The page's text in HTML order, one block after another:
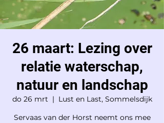
26 maart: Lezing over
relatie waterschap,
natuur en landschap
do 26 mrt
  |
Lust en Last, Sommelsdijk
Servaas van der Horst neemt ons mee